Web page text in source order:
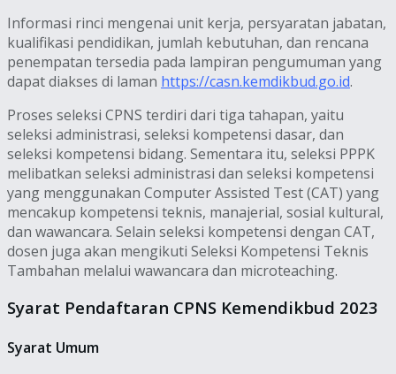
Informasi rinci mengenai unit kerja, persyaratan jabatan,
kualifikasi pendidikan, jumlah kebutuhan, dan rencana
penempatan tersedia pada lampiran pengumuman yang
dapat diakses di laman https://casn.kemdikbud.go.id.
Proses seleksi CPNS terdiri dari tiga tahapan, yaitu
seleksi administrasi, seleksi kompetensi dasar, dan
seleksi kompetensi bidang. Sementara itu, seleksi PPPK
melibatkan seleksi administrasi dan seleksi kompetensi
yang menggunakan Computer Assisted Test (CAT) yang
mencakup kompetensi teknis, manajerial, sosial kultural,
dan wawancara. Selain seleksi kompetensi dengan CAT,
dosen juga akan mengikuti Seleksi Kompetensi Teknis
Tambahan melalui wawancara dan microteaching.
Syarat Pendaftaran CPNS Kemendikbud 2023
Syarat Umum